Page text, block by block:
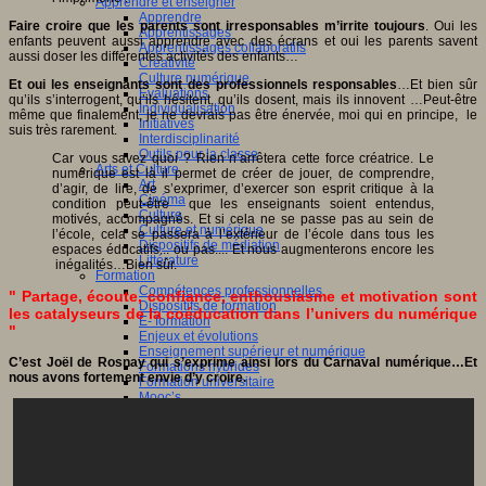
Apprendre
Apprentissages
Apprentissages collaboratifs
Créativité
Culture numérique
Evaluations
Individualisation
Initiatives
Interdisciplinarité
Outils pour la classe
Arts et Culture
Art
Cinéma
Culture
Culture et numérique
Dispositifs de médiation
Littérature
Formation
Compétences professionnelles
Dispositifs de formation
E- formation
Enjeux et évolutions
Enseignement supérieur et numérique
Formations hybrides
Formation universitaire
Mooc’s
Faire croire que les parents sont irresponsables m’irrite toujours. Oui les
enfants peuvent aussi apprendre avec des écrans et oui les parents savent
aussi doser les différentes activités des enfants…
Et oui les enseignants sont des professionnels responsables…Et bien sûr
qu’ils s’interrogent, qu’ils hésitent, qu’ils dosent, mais ils innovent …Peut-être
même que finalement, je ne devrais pas être énervée, moi qui en principe, le
suis très rarement.
Car vous savez quoi ? Rien n’arrêtera cette force créatrice. Le
numérique est là il permet de créer de jouer, de comprendre,
d’agir, de lire, de s’exprimer, d’exercer son esprit critique à la
condition peut-être que les enseignants soient entendus,
motivés, accompagnés. Et si cela ne se passe pas au sein de
l’école, cela se passera à l’extérieur de l’école dans tous les
espaces éducatifs... ou pas.... Et nous augmenterons encore les
inégalités…Bien sûr.
" Partage, écoute, confiance, enthousiasme et motivation sont
les catalyseurs de la coéducation dans l’univers du numérique
"
C’est Joël de Rosnay qui s’exprime ainsi lors du Carnaval numérique…Et
nous avons fortement envie d’y croire.